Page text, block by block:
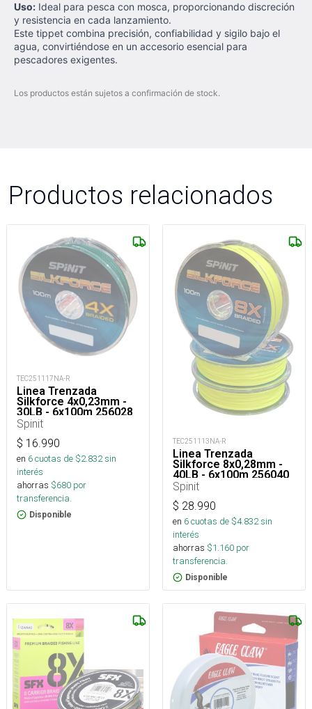
Uso: Ideal para pesca con mosca, proporcionando discreción
y resistencia en cada lanzamiento.
Este tippet combina precisión, confiabilidad y sigilo bajo el
agua, convirtiéndose en un accesorio esencial para
pescadores exigentes.
Los productos están sujetos a confirmación de stock.
Productos relacionados
TEC251117NA-R
Linea Trenzada
Silkforce 4x0,23mm -
30LB - 6x100m 256028
Spinit
$ 16.990
en 6cuotas de $2.832sin
interés
ahorras $680 por
transferencia.
Disponible
TEC251113NA-R
Linea Trenzada
Silkforce 8x0,28mm -
40LB - 6x100m 256040
Spinit
$ 28.990
en 6cuotas de $4.832sin
interés
ahorras $1.160 por
transferencia.
Disponible